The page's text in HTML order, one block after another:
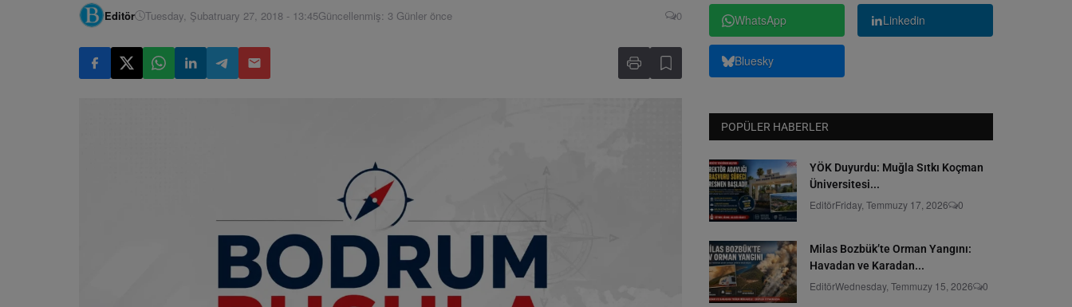
Editör Tuesday, Şubatruary 27, 2018 - 13:45Güncellenmiş: 3 Günler önce 0 WhatsApp Linkedin
Bluesky
POPÜLER HABERLER
YÖK Duyurdu: Muğla Sıtkı Koçman
Üniversitesi...
EditörFriday, Temmuzy 17, 2026 0
Milas Bozbük’te Orman Yangını:
Havadan ve Karadan...
EditörWednesday, Temmuzy 15, 2026 0